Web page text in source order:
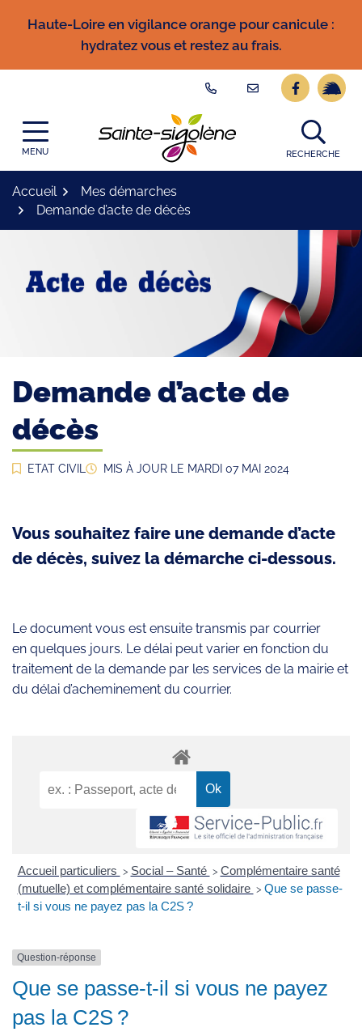
Haute-Loire en vigilance orange pour canicule :
hydratez vous et restez au frais.
Lien vers
Lien
MENU
Logo Site
RECHERCHE
Accueil
Mes démarches
Demande d’acte de décès
Demande d’acte de
décès
ETAT CIVIL MIS À JOUR LE MARDI 07 MAI 2024
Vous souhaitez faire une demande d’acte
de décès, suivez la démarche ci-dessous.
Le document vous est ensuite transmis par courrier
en quelques jours. Le délai peut varier en fonction du
traitement de la demande par les services de la mairie et
du délai d’acheminement du courrier.
Accueil particuliers > Social – Santé > Complémentaire santé
(mutuelle) et complémentaire santé solidaire > Que se passe-
t-il si vous ne payez pas la C2S ?
Question-réponse
Que se passe-t-il si vous ne payez
pas la C2S ?